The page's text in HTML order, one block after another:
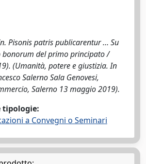
Pisonis patris publicarentur … Su
bonorum del primo principato /
(Umanità, potere e giustizia. In
Salerno Sala Genovesi,
Salerno 13 maggio 2019).
tipologie:
a Convegni o Seminari